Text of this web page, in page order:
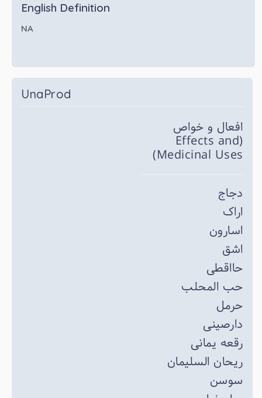
English Definition
NA
UnaProd
افعال و خواص
(Effects and
Medicinal Uses)
دجاج
اراک
اسارون
اشق
حااقطی
حب المحلب
حرمل
دارصینی
رقعه یمانی
ریحان السلیمان
سوسن